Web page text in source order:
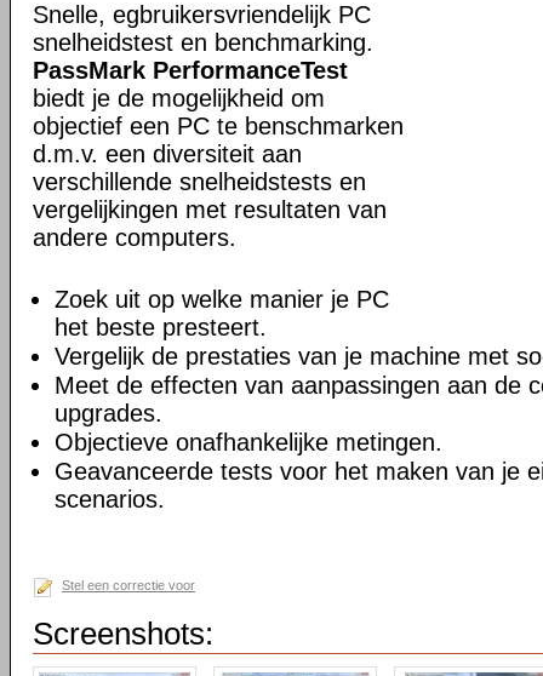
Snelle, egbruikersvriendelijk PC
snelheidstest en benchmarking.
PassMark PerformanceTest
biedt je de mogelijkheid om
objectief een PC te benschmarken
d.m.v. een diversiteit aan
verschillende snelheidstests en
vergelijkingen met resultaten van
andere computers.
Zoek uit op welke manier je PC
het beste presteert.
Vergelijk de prestaties van je machine met
Meet de effecten van aanpassingen aan de
upgrades.
Objectieve onafhankelijke metingen.
Geavanceerde tests voor het maken van je
scenarios.
Stel een correctie voor
Screenshots: